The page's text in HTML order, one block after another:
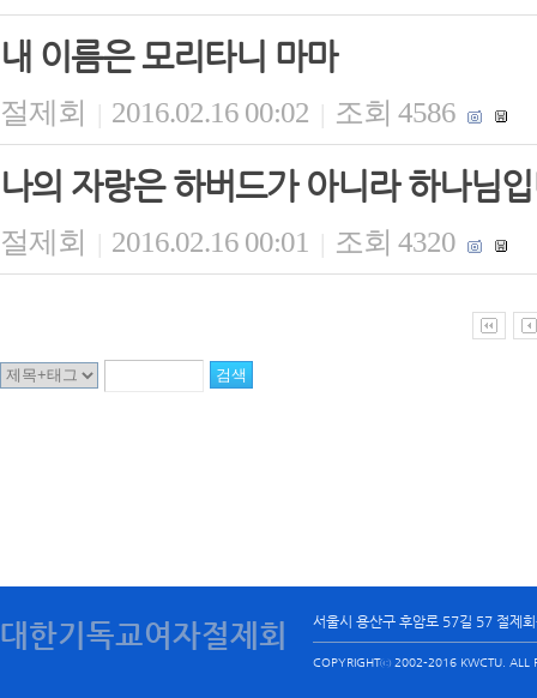
내 이름은 모리타니 마마
절제회 | 2016.02.16 00:02 | 조회 4586
나의 자랑은 하버드가 아니라 하나님
절제회 | 2016.02.16 00:01 | 조회 4320
대한기독교여자절제회 서울시 용산구 후암로 57길 57 절제
COPYRIGHTⓒ 2002-2016 KWCTU. ALL